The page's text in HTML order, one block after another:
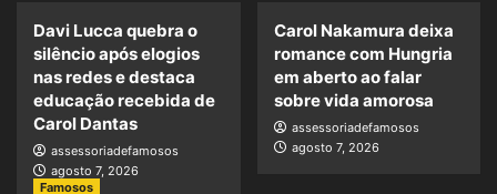
Davi Lucca quebra o
silêncio após elogios
nas redes e destaca
educação recebida de
Carol Dantas
assessoriadefamosos
agosto 7, 2026
Carol Nakamura deixa
romance com Hungria
em aberto ao falar
sobre vida amorosa
assessoriadefamosos
agosto 7, 2026
Famosos